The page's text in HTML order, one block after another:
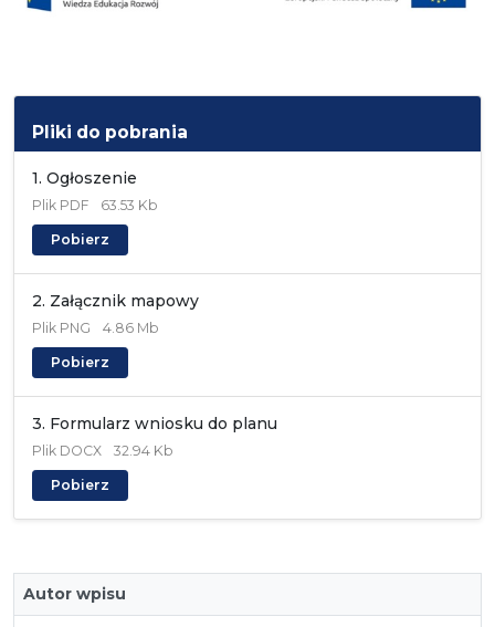
Pliki do pobrania
1. Ogłoszenie
Plik PDF 63.53 Kb
Pobierz
2. Załącznik mapowy
Plik PNG 4.86 Mb
Pobierz
3. Formularz wniosku do planu
Plik DOCX 32.94 Kb
Pobierz
Autor wpisu